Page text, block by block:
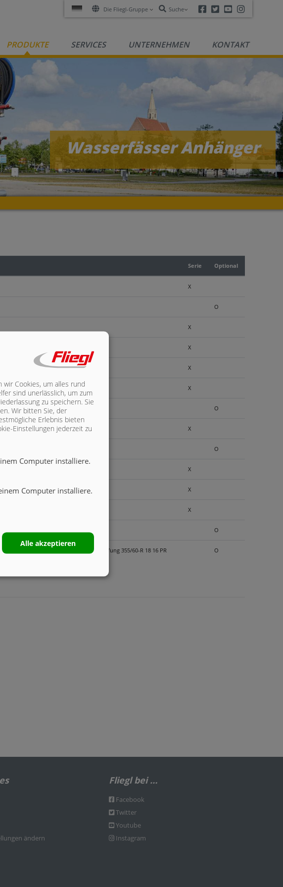
Die Fliegl-Gruppe Suche Facebook
TwitterYoutube
PRODUKTE SERVICES UNTERNEHMEN KONTAKT
Wasserfässer Anhänger
Serie Optional
X
O
X
X
X
X
O
X
O
X
X
X
O
2-Kreis-Druckluft mit ALB, incl. Bereifung 355/60-R 18 16 PR O
ändern
Fliegl bei …
Facebook
Twitter
Youtube
Instagram
wir Cookies, um alles rund
sind unerlässlich, um zum
zu speichern. Sie
Wir bitten Sie, der
Erlebnis bieten
Einstellungen jederzeit zu
Computer installiere.
Computer installiere.
Alle akzeptieren